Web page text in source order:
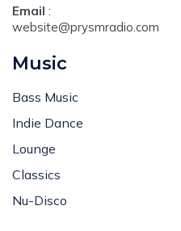
Email :
website@prysmradio.com
Music
Bass Music
Indie Dance
Lounge
Classics
Nu-Disco